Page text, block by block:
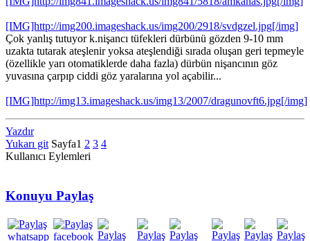
[IMG]http://img200.imageshack.us/img200/2918/svdgzel.jpg[/img]
Çok yanlış tutuyor k.nişancı tüfekleri dürbünü gözden 9-10 mm
uzakta tutarak ateşlenir yoksa ateşlendiği sırada oluşan geri tepmeyle
(özellikle yarı otomatiklerde daha fazla) dürbün nişancının göz
yuvasına çarpıp ciddi göz yaralarına yol açabilir...
[IMG]http://img13.imageshack.us/img13/2007/dragunovft6.jpg[/img]
Yazdır
Yukarı git Sayfa1 2 3 4
Kullanıcı Eylemleri
Konuyu Paylaş